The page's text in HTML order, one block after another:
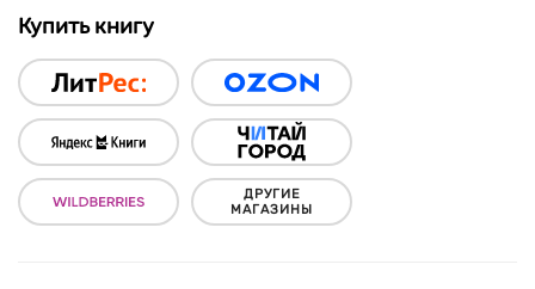
Купить книгу
ДРУГИЕ
МАГАЗИНЫ